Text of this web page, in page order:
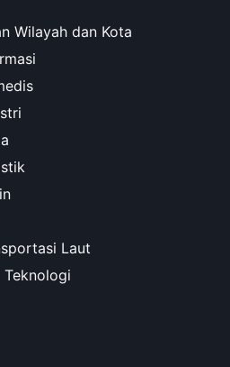
Wilayah dan Kota
Laut
Teknologi